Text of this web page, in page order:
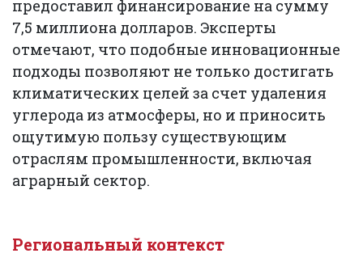
предоставил финансирование на сумму
7,5 миллиона долларов. Эксперты
отмечают, что подобные инновационные
подходы позволяют не только достигать
климатических целей за счет удаления
углерода из атмосферы, но и приносить
ощутимую пользу существующим
отраслям промышленности, включая
аграрный сектор.
Региональный контекст